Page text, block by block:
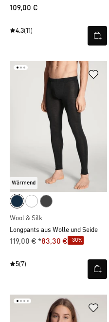
109,00 €
4.3(11)
Wärmend
Wool & Silk
Longpants aus Wolle und Seide
119,00 € *83,30 € - 30%
5(7)